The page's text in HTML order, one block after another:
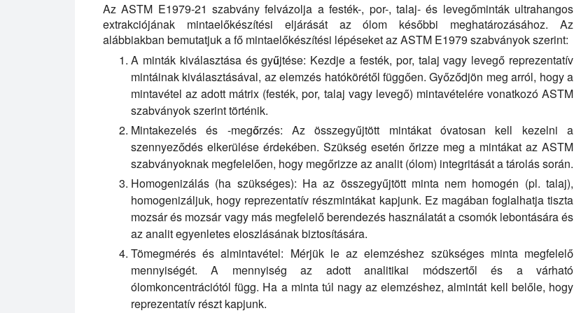
Az ASTM E1979-21 szabvány felvázolja a festék-, por-, talaj- és levegőminták ultrahangos
extrakciójának mintaelőkészítési eljárását az ólom későbbi meghatározásához. Az
alábbiakban bemutatjuk a fő mintaelőkészítési lépéseket az ASTM E1979 szabványok szerint:
A minták kiválasztása és gyűjtése: Kezdje a festék, por, talaj vagy levegő reprezentatív
mintáinak kiválasztásával, az elemzés hatókörétől függően. Győződjön meg arról, hogy a
mintavétel az adott mátrix (festék, por, talaj vagy levegő) mintavételére vonatkozó ASTM
szabványok szerint történik.
Mintakezelés és -megőrzés: Az összegyűjtött mintákat óvatosan kell kezelni a
szennyeződés elkerülése érdekében. Szükség esetén őrizze meg a mintákat az ASTM
szabványoknak megfelelően, hogy megőrizze az analit (ólom) integritását a tárolás során.
Homogenizálás (ha szükséges): Ha az összegyűjtött minta nem homogén (pl. talaj),
homogenizáljuk, hogy reprezentatív részmintákat kapjunk. Ez magában foglalhatja tiszta
mozsár és mozsár vagy más megfelelő berendezés használatát a csomók lebontására és
az analit egyenletes eloszlásának biztosítására.
Tömegmérés és almintavétel: Mérjük le az elemzéshez szükséges minta megfelelő
mennyiségét. A mennyiség az adott analitikai módszertől és a várható
ólomkoncentrációtól függ. Ha a minta túl nagy az elemzéshez, almintát kell belőle, hogy
reprezentatív részt kapjunk.